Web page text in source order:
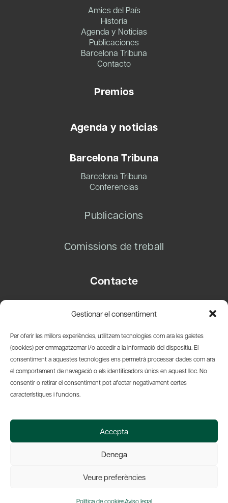
Gestionar el consentiment
Per oferir les millors experiències, utilitzem tecnologies com ara les galetes
(cookies) per emmagatzemar i/o accedir a la informació del dispositiu. El
consentiment a aquestes tecnologies ens permetrà processar dades com ara
el comportament de navegació o els identificadors únics en aquest lloc. No
consentir o retirar el consentiment pot afectar negativament certes
característiques i funcions.
Accepta
Denega
Veure preferències
Política de cookiesAviso legal
Amics del País
Historia
Agenda y Noticias
Publicaciones
Barcelona Tribuna
Contacto
Premios
Agenda y noticias
Barcelona Tribuna
Barcelona Tribuna
Conferencias
Publicacions
Comissions de treball
Contacte
08003 Barcelona
info@amicsdelpais.com
Suscripció Newsletter
© 2026 Societat Econòmica Barcelonesa d'Amics del País
Web by Ideamatic